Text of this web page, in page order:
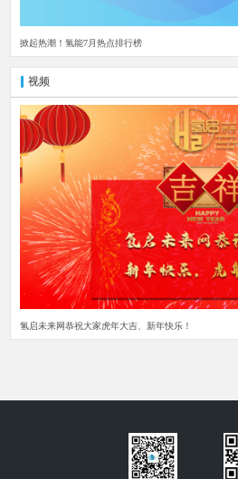
掀起热潮！氢能7月热点排行榜
视频
氢启未来网恭祝大家虎年大吉、新年快乐！